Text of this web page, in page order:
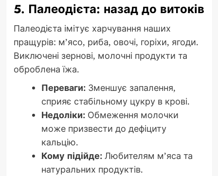
5. Палеодієта: назад до витоків
Палеодієта імітує харчування наших
пращурів: м’ясо, риба, овочі, горіхи, ягоди.
Виключені зернові, молочні продукти та
оброблена їжа.
Переваги:Зменшує запалення,
сприяє стабільному цукру в крові.
Недоліки:Обмеження молочки
може призвести до дефіциту
кальцію.
Кому підійде:Любителям м’яса та
натуральних продуктів.